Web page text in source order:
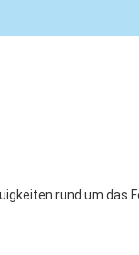
rund um das